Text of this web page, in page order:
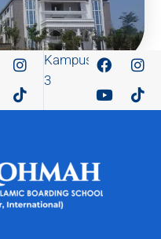
Kampus
3